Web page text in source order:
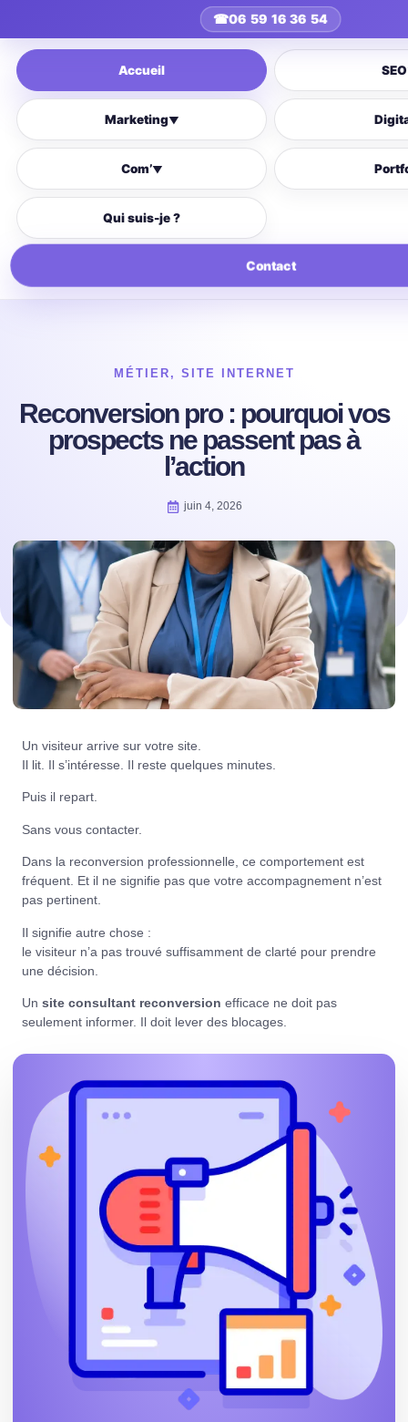
☎06 59 16 36 54
Accueil SEO
Marketing▼
Com’▼
Qui suis-je ?
Contact
MÉTIER , SITE INTERNET
Reconversion pro : pourquoi vos
prospects ne passent pas à
l’action
juin 4, 2026
Un visiteur arrive sur votre site.
Il lit. Il s’intéresse. Il reste quelques minutes.
Puis il repart.
Sans vous contacter.
Dans la reconversion professionnelle, ce comportement est
fréquent. Et il ne signifie pas que votre accompagnement n’est
pas pertinent.
Il signifie autre chose :
le visiteur n’a pas trouvé suffisamment de clarté pour prendre
une décision.
Un site consultant reconversion efficace ne doit pas
seulement informer. Il doit lever des blocages.